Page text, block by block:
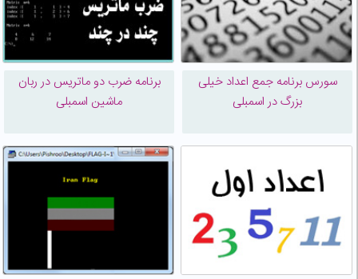
سورس برنامه جمع اعداد خیلی
بزرگ در اسمبلی
برنامه ضرب دو ماتریس در ربان
ماشین اسمبلی